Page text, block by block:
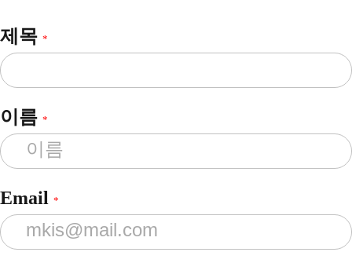
제목 *
이름 *
Email *